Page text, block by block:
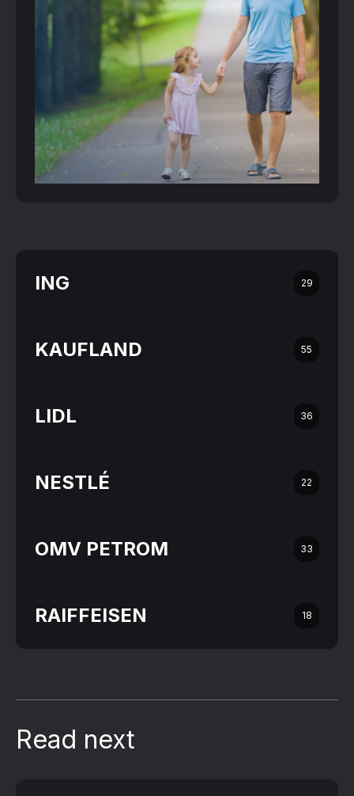
ING 29
KAUFLAND 55
LIDL 36
NESTLÉ 22
OMV PETROM 33
RAIFFEISEN 18
Read next